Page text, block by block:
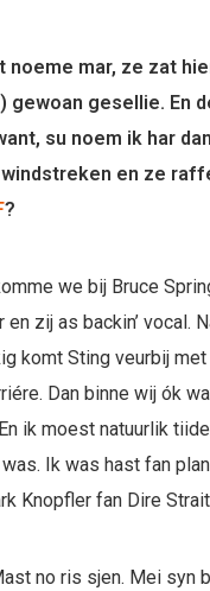
noeme mar, ze zat
gewoan gesellie. En
su noem ik har
en ze
?
we bij Bruce
zij as backin’ vocal.
komt Sting veurbij
Dan binne wij ók
ik moest natuurlik
Ik was hast fan
Knopfler fan Dire
no ris sjen. Mei